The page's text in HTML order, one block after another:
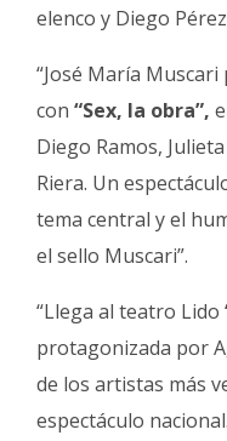
elenco y Diego
“José María
con “Sex, la obra”,
Diego Ramos,
Riera. Un
tema central y el
el sello Muscari”.
“Llega al teatro Lido
protagonizada por
de los artistas más
espectáculo